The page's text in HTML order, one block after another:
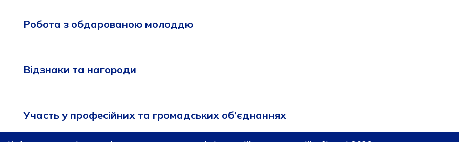
Робота з обдарованою молоддю
Відзнаки та нагороди
Участь у професійних та громадських об’єднаннях